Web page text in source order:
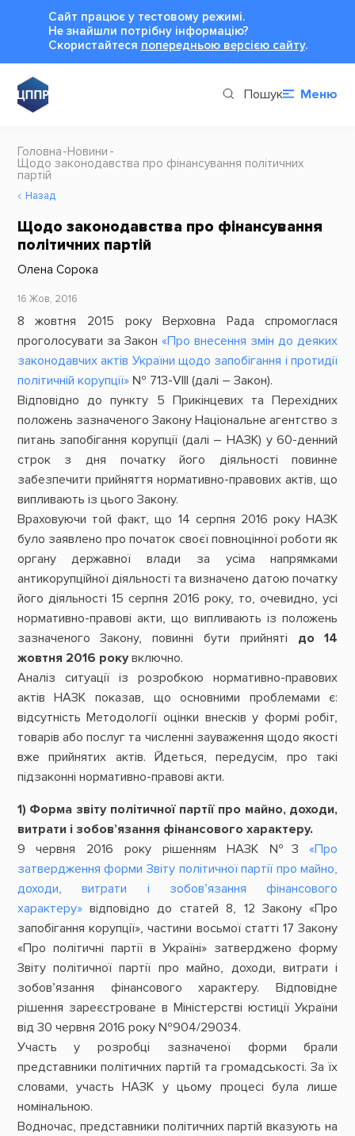
Сайт працює у тестовому режимі.
Не знайшли потрібну інформацію?
Cкористайтеся попередньою версією сайту.
Пошук Меню
Головна Новини
Щодо законодавства про фінансування політичних
партій
Назад
Щодо законодавства про фінансування
політичних партій
Олена Сорока
16 Жов, 2016
8 жовтня 2015 року Верховна Рада спромоглася
проголосувати за Закон «Про внесення змін до деяких
законодавчих актів України щодо запобігання і протидії
політичній корупції»№ 713-VIII (далі ― Закон).
Відповідно до пункту 5 Прикінцевих та Перехідних
положень зазначеного Закону Національне агентство з
питань запобігання корупції (далі – НАЗК) у 60-денний
строк з дня початку його діяльності повинне
забезпечити прийняття нормативно-правових актів, що
випливають із цього Закону.
Враховуючи той факт, що 14 серпня 2016 року НАЗК
було заявлено про початок своєї повноцінної роботи як
органу державної влади за усіма напрямками
антикорупційної діяльності та визначено датою початку
його діяльності 15 серпня 2016 року, то, очевидно, усі
нормативно-правові акти, що випливають із положень
зазначеного Закону, повинні бути прийняті до 14
жовтня 2016 рокувключно.
Аналіз ситуації із розробкою нормативно-правових
актів НАЗК показав, що основними проблемами є:
відсутність Методології оцінки внесків у формі робіт,
товарів або послуг та численні зауваження щодо якості
вже прийнятих актів. Йдеться, передусім, про такі
підзаконні нормативно-правові акти.
1) Форма звіту політичної партії про майно, доходи,
витрати і зобов’язання фінансового характеру.
9 червня 2016 року рішенням НАЗК №3«Про
затвердження форми Звіту політичної партії про майно,
доходи, витрати і зобов’язання фінансового
характеру»відповідно до статей 8, 12 Закону «Про
запобігання корупції», частини восьмої статті 17 Закону
«Про політичні партії в Україні» затверджено форму
Звіту політичної партії про майно, доходи, витрати і
зобов’язання фінансового характеру. Відповідне
рішення зареєстроване в Міністерстві юстиції України
від 30 червня 2016 року №904/29034.
Участь у розробці зазначеної форми брали
представники політичних партій та громадськості. За їх
словами, участь НАЗК у цьому процесі була лише
номінальною.
Водночас, представники політичних партій вказують на